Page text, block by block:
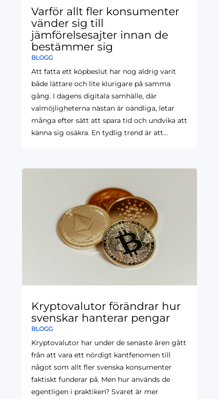
Varför allt fler konsumenter
vänder sig till
jämförelsesajter innan de
bestämmer sig
BLOGG
Att fatta ett köpbeslut har nog aldrig varit
både lättare och lite klurigare på samma
gång. I dagens digitala samhälle, där
valmöjligheterna nästan är oändliga, letar
många efter sätt att spara tid och undvika att
känna sig osäkra. En tydlig trend är att...
Kryptovalutor förändrar hur
svenskar hanterar pengar
BLOGG
Kryptovalutor har under de senaste åren gått
från att vara ett nördigt kantfenomen till
något som allt fler svenska konsumenter
faktiskt funderar på. Men hur används de
egentligen i praktiken? Svaret är mer